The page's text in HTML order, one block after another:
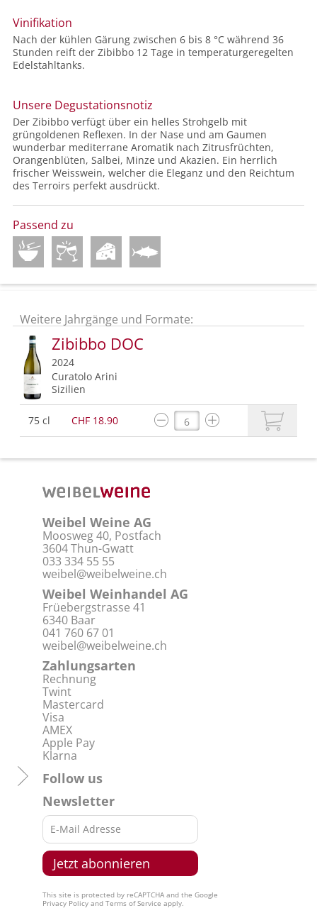
Vinifikation
Nach der kühlen Gärung zwischen 6 bis 8 °C während 36
Stunden reift der Zibibbo 12 Tage in temperaturgeregelten
Edelstahltanks.
Unsere Degustationsnotiz
Der Zibibbo verfügt über ein helles Strohgelb mit
grüngoldenen Reflexen. In der Nase und am Gaumen
wunderbar mediterrane Aromatik nach Zitrusfrüchten,
Orangenblüten, Salbei, Minze und Akazien. Ein herrlich
frischer Weisswein, welcher die Eleganz und den Reichtum
des Terroirs perfekt ausdrückt.
Passend zu
Weitere Jahrgänge und Formate:
Zibibbo DOC
2024
Curatolo Arini
Sizilien
75 cl CHF 18.90
Weibel Weine AG
Moosweg 40, Postfach
3604 Thun-Gwatt
033 334 55 55
weibel@weibelweine.ch
Weibel Weinhandel AG
Früebergstrasse 41
6340 Baar
041 760 67 01
weibel@weibelweine.ch
Zahlungsarten
Rechnung
Twint
Mastercard
Visa
AMEX
Apple Pay
Klarna
Follow us
Newsletter
This site is protected by reCAPTCHA and the Google
Privacy Policy and Terms of Service apply.